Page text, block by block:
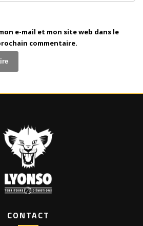
e-mail et mon site web dans le
commentaire.
CONTACT